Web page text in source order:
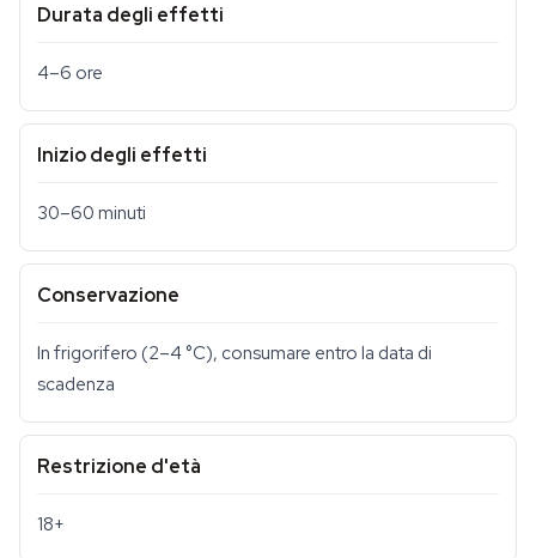
Durata degli effetti
4–6 ore
Inizio degli effetti
30–60 minuti
Conservazione
In frigorifero (2–4 °C), consumare entro la data di
scadenza
Restrizione d'età
18+